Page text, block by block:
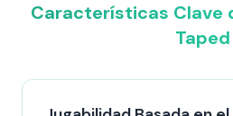
Características Clave
Taped